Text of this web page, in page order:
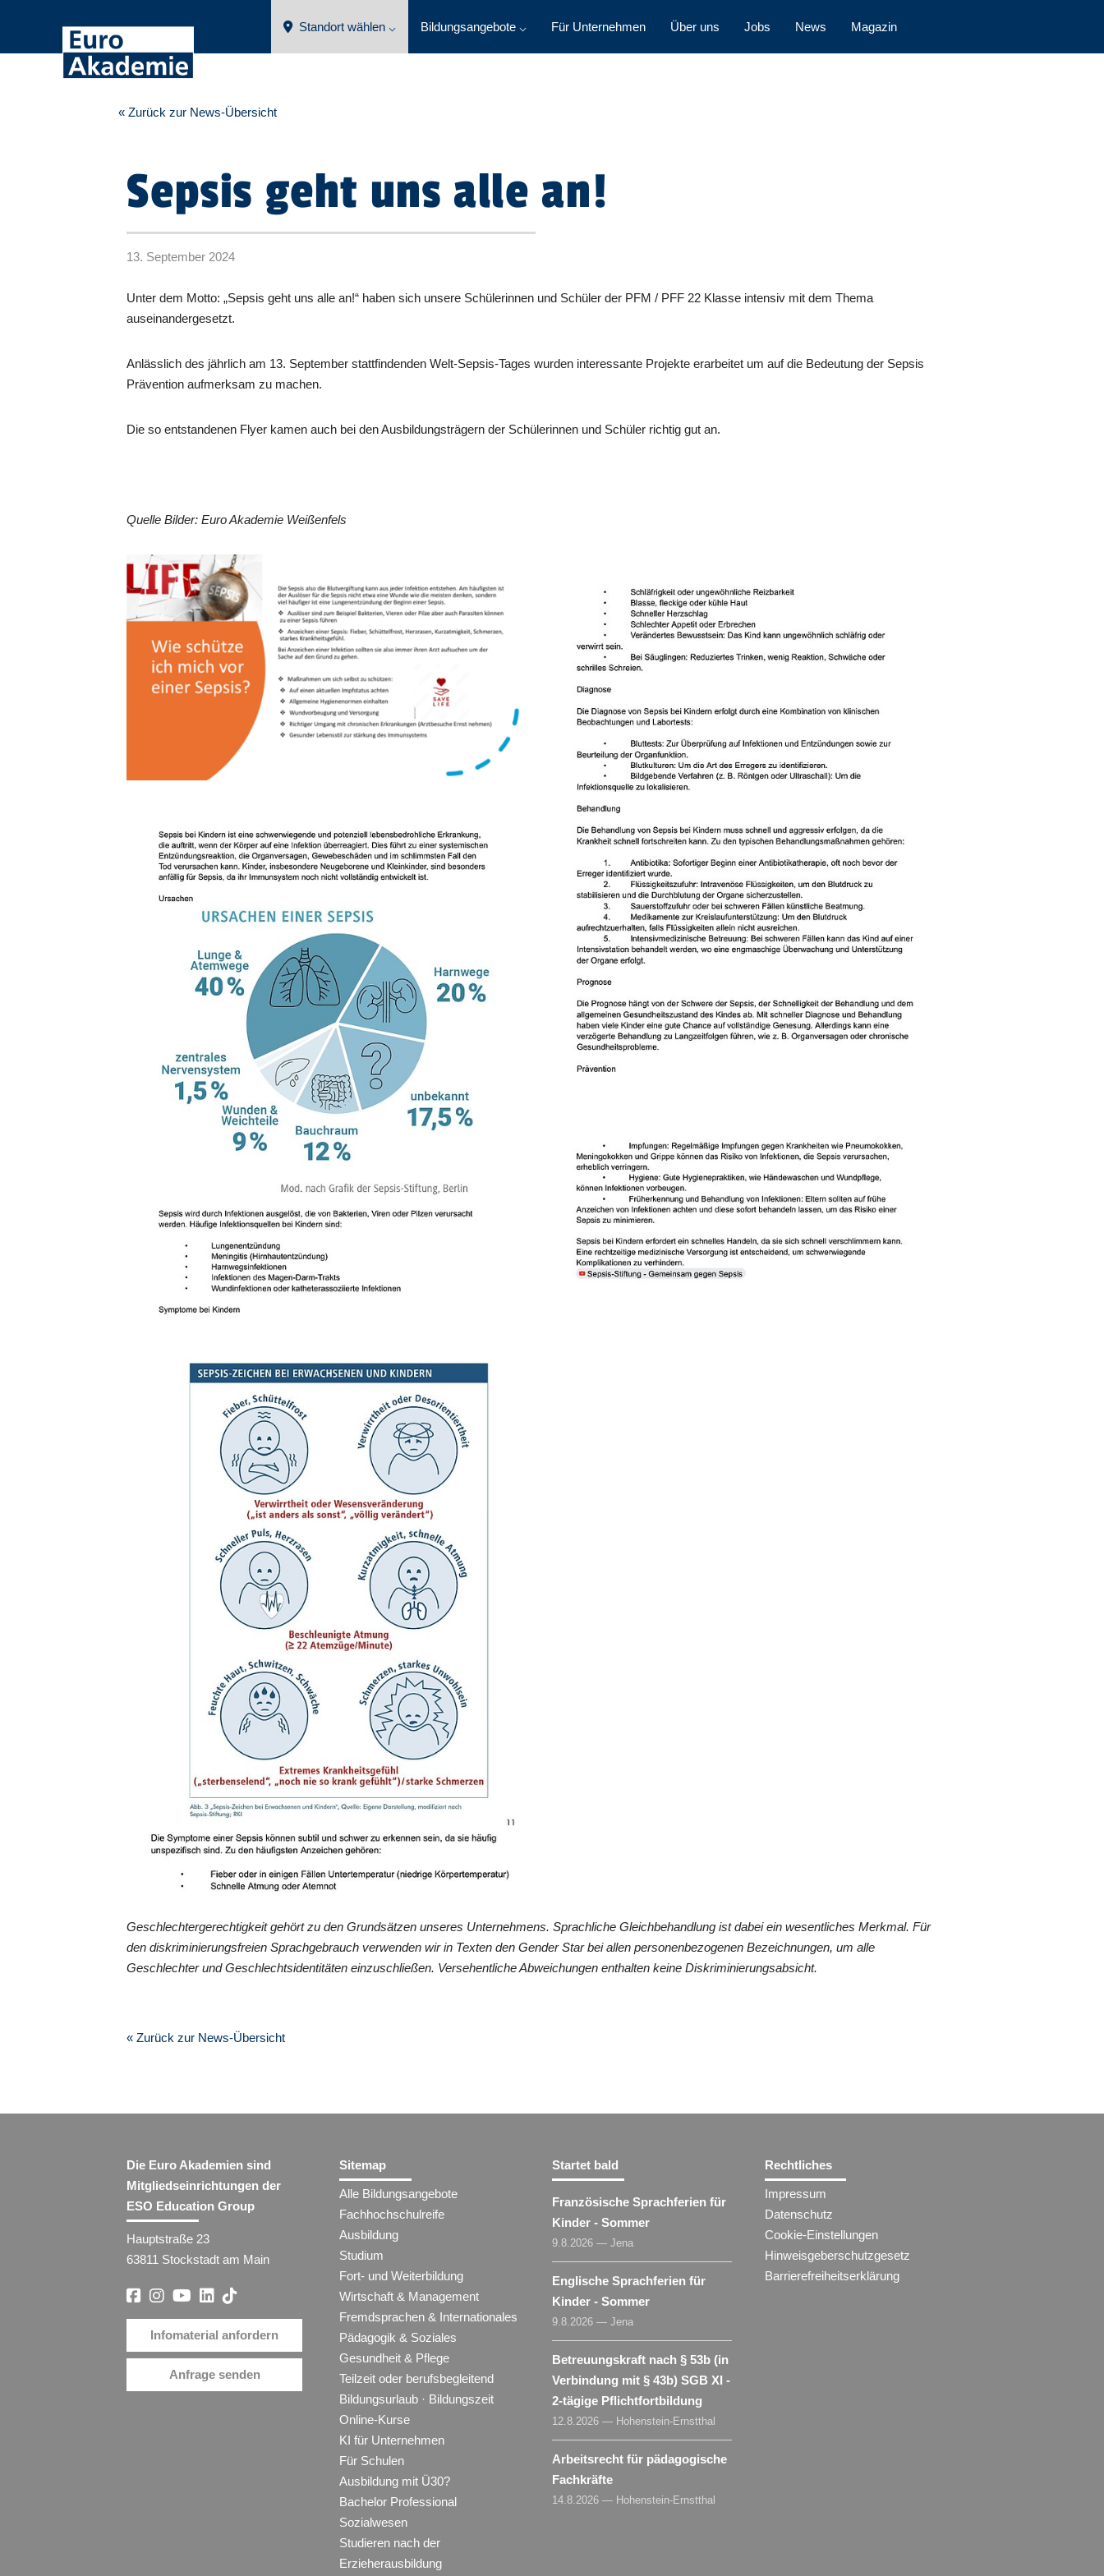
Standort wählen ⌵ Bildungsangebote ⌵ Für Unternehmen Über uns Jobs News Magazin
« Zurück zur News-Übersicht
Sepsis geht uns alle an!
13. September 2024
Unter dem Motto: „Sepsis geht uns alle an!“ haben sich unsere Schülerinnen und Schüler der PFM / PFF 22 Klasse intensiv mit dem Thema
auseinandergesetzt.
Anlässlich des jährlich am 13. September stattfindenden Welt-Sepsis-Tages wurden interessante Projekte erarbeitet um auf die Bedeutung der Sepsis
Prävention aufmerksam zu machen.
Die so entstandenen Flyer kamen auch bei den Ausbildungsträgern der Schülerinnen und Schüler richtig gut an.
Quelle Bilder: Euro Akademie Weißenfels
Geschlechtergerechtigkeit gehört zu den Grundsätzen unseres Unternehmens. Sprachliche Gleichbehandlung ist dabei ein wesentliches Merkmal. Für
den diskriminierungsfreien Sprachgebrauch verwenden wir in Texten den Gender Star bei allen personenbezogenen Bezeichnungen, um alle
Geschlechter und Geschlechtsidentitäten einzuschließen. Versehentliche Abweichungen enthalten keine Diskriminierungsabsicht.
« Zurück zur News-Übersicht
Die Euro Akademien sind
Mitgliedseinrichtungen der
ESO Education Group
Hauptstraße 23
63811 Stockstadt am Main
Infomaterial anfordern
Anfrage senden
Sitemap
Alle Bildungsangebote
Fachhochschulreife
Ausbildung
Studium
Fort- und Weiterbildung
Wirtschaft & Management
Fremdsprachen & Internationales
Pädagogik & Soziales
Gesundheit & Pflege
Teilzeit oder berufsbegleitend
Bildungsurlaub · Bildungszeit
Online-Kurse
KI für Unternehmen
Für Schulen
Ausbildung mit Ü30?
Bachelor Professional
Sozialwesen
Studieren nach der
Erzieherausbildung
Startet bald
Französische Sprachferien für
Kinder - Sommer
9.8.2026 — Jena
Englische Sprachferien für
Kinder - Sommer
9.8.2026 — Jena
Betreuungskraft nach § 53b (in
Verbindung mit § 43b) SGB XI -
2-tägige Pflichtfortbildung
12.8.2026 — Hohenstein-Ernstthal
Arbeitsrecht für pädagogische
Fachkräfte
14.8.2026 — Hohenstein-Ernstthal
Rechtliches
Impressum
Datenschutz
Cookie-Einstellungen
Hinweisgeberschutzgesetz
Barrierefreiheitserklärung